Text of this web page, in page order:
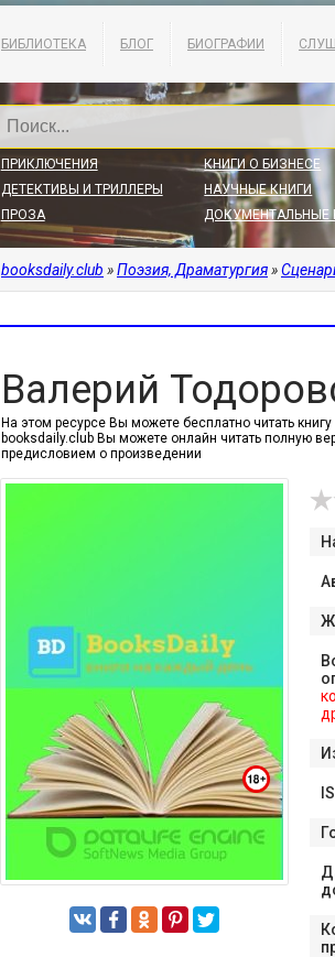
БИБЛИОТЕКА БЛОГ БИОГРАФИИ
ПРИКЛЮЧЕНИЯ
ДЕТЕКТИВЫ И ТРИЛЛЕРЫ
ПРОЗА
КНИГИ О БИЗНЕСЕ
НАУЧНЫЕ КНИГИ
ДОКУМЕНТАЛЬНЫЕ
booksdaily.club »Поэзия, Драматургия»
Валерий
На этом ресурсе Вы можете бесплатно читать
booksdaily.club Вы можете онлайн читать полную
предисловием о произведении